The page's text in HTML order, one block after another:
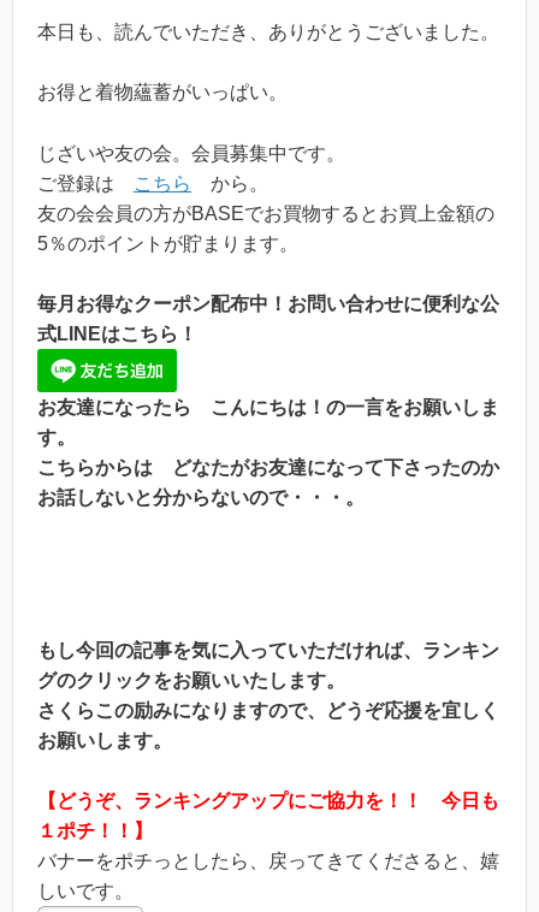
本日も、読んでいただき、ありがとうございました。
お得と着物蘊蓄がいっぱい。
じざいや友の会。会員募集中です。
ご登録は
こちら
から。
友の会会員の方がBASEでお買物するとお買上金額の
5％のポイントが貯まります。
毎月お得なクーポン配布中！お問い合わせに便利な公
式LINEはこちら！
お友達になったら こんにちは！の一言をお願いしま
す。
こちらからは どなたがお友達になって下さったのか
お話しないと分からないので・・・。
もし今回の記事を気に入っていただければ、ランキン
グのクリックをお願いいたします。
さくらこの励みになりますので、どうぞ応援を宜しく
お願いします。
【どうぞ、ランキングアップにご協力を！！ 今日も
１ポチ！！】
バナーをポチっとしたら、戻ってきてくださると、嬉
しいです。